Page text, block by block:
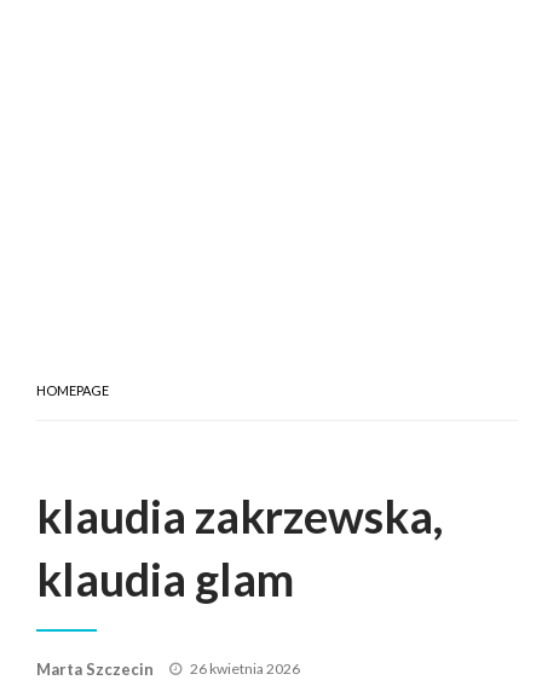
HOMEPAGE
klaudia zakrzewska,
klaudia glam
Marta Szczecin
Posted
26 kwietnia 2026